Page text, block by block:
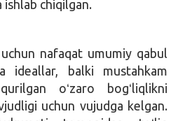
chiqilgan.
nafaqat umumiy qabul
ideallar, balki mustahkam
oʻzaro bogʻliqlikni
uchun vujudga kelgan.